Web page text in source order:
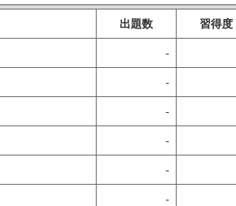
出題数 習得度
-
-
-
-
-
-